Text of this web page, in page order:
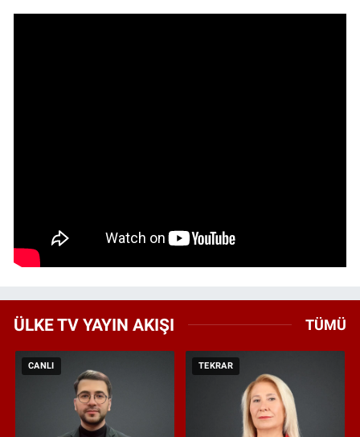
ÜLKE TV YAYIN AKIŞI TÜMÜ
CANLI TEKRAR